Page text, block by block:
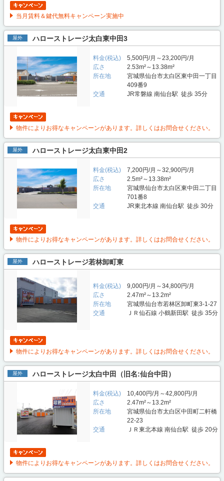
当月賃料＆鍵代無料キャンペーン実施中
屋外 ハローストレージ太白東中田3
料金(税込)
5,500円/月～23,200円/月
広さ
2.53m²～13.38m²
所在地
宮城県仙台市太白区東中田一丁目
409番9
交通
JR常磐線 南仙台駅 徒歩 35分
物件によりお得なキャンペーンがあります。詳しくはお問合せください。
屋外 ハローストレージ太白東中田2
料金(税込)
7,200円/月～32,900円/月
広さ
2.5m²～13.38m²
所在地
宮城県仙台市太白区東中田二丁目
701番8
交通
JR東北本線 南仙台駅 徒歩 30分
物件によりお得なキャンペーンがあります。詳しくはお問合せください。
屋外 ハローストレージ若林卸町東
料金(税込)
9,000円/月～34,800円/月
広さ
2.47m²～13.2m²
所在地
宮城県仙台市若林区卸町東3-1-27
交通
ＪＲ仙石線 小鶴新田駅 徒歩 35分
物件によりお得なキャンペーンがあります。詳しくはお問合せください。
屋外 ハローストレージ太白中田（旧名:仙台中田）
料金(税込)
10,400円/月～42,800円/月
広さ
2.47m²～13.2m²
所在地
宮城県仙台市太白区中田町二軒橋
22-23
交通
ＪＲ東北本線 南仙台駅 徒歩 20分
物件によりお得なキャンペーンがあります。詳しくはお問合せください。